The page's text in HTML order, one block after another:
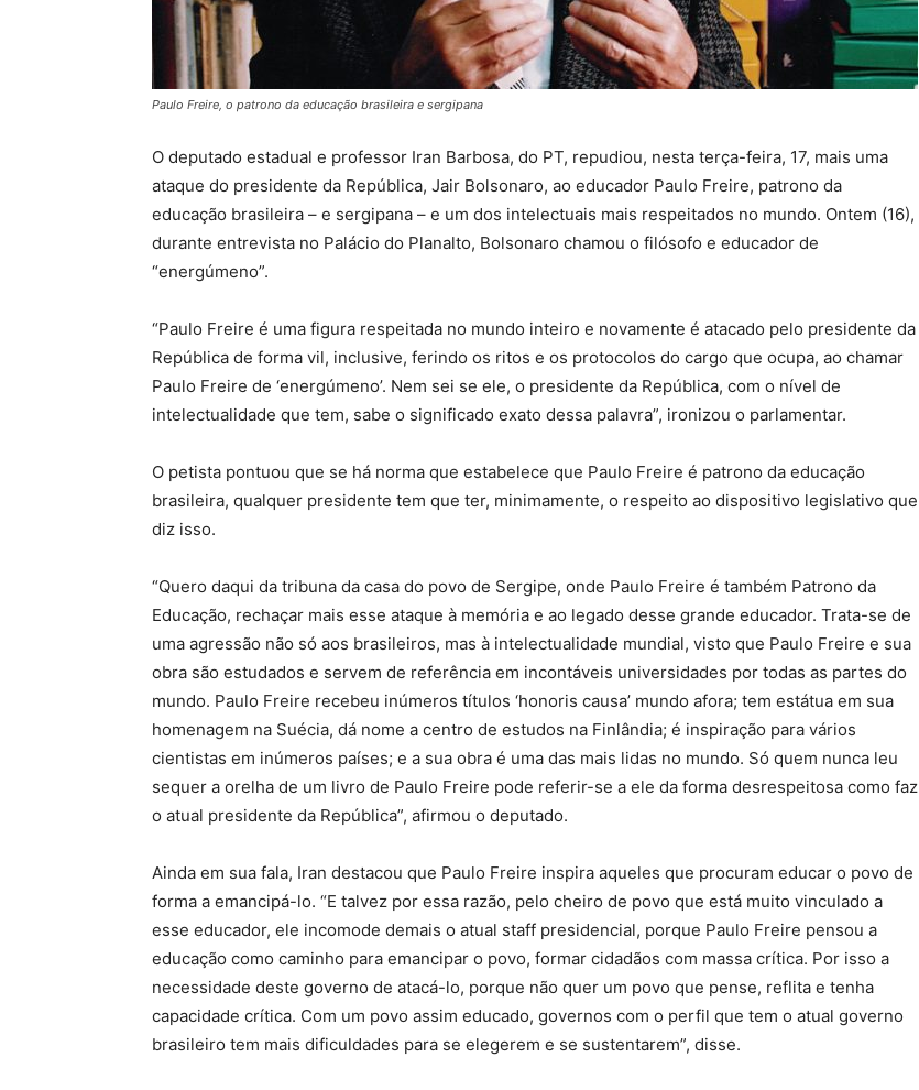
Paulo Freire, o patrono da educação brasileira e sergipana
O deputado estadual e professor Iran Barbosa, do PT, repudiou, nesta terça-feira, 17, mais uma
ataque do presidente da República, Jair Bolsonaro, ao educador Paulo Freire, patrono da
educação brasileira – e sergipana – e um dos intelectuais mais respeitados no mundo. Ontem (16),
durante entrevista no Palácio do Planalto, Bolsonaro chamou o filósofo e educador de
“energúmeno”.
“Paulo Freire é uma figura respeitada no mundo inteiro e novamente é atacado pelo presidente da
República de forma vil, inclusive, ferindo os ritos e os protocolos do cargo que ocupa, ao chamar
Paulo Freire de ‘energúmeno’. Nem sei se ele, o presidente da República, com o nível de
intelectualidade que tem, sabe o significado exato dessa palavra”, ironizou o parlamentar.
O petista pontuou que se há norma que estabelece que Paulo Freire é patrono da educação
brasileira, qualquer presidente tem que ter, minimamente, o respeito ao dispositivo legislativo que
diz isso.
“Quero daqui da tribuna da casa do povo de Sergipe, onde Paulo Freire é também Patrono da
Educação, rechaçar mais esse ataque à memória e ao legado desse grande educador. Trata-se de
uma agressão não só aos brasileiros, mas à intelectualidade mundial, visto que Paulo Freire e sua
obra são estudados e servem de referência em incontáveis universidades por todas as partes do
mundo. Paulo Freire recebeu inúmeros títulos ‘honoris causa’ mundo afora; tem estátua em sua
homenagem na Suécia, dá nome a centro de estudos na Finlândia; é inspiração para vários
cientistas em inúmeros países; e a sua obra é uma das mais lidas no mundo. Só quem nunca leu
sequer a orelha de um livro de Paulo Freire pode referir-se a ele da forma desrespeitosa como faz
o atual presidente da República”, afirmou o deputado.
Ainda em sua fala, Iran destacou que Paulo Freire inspira aqueles que procuram educar o povo de
forma a emancipá-lo. “E talvez por essa razão, pelo cheiro de povo que está muito vinculado a
esse educador, ele incomode demais o atual staff presidencial, porque Paulo Freire pensou a
educação como caminho para emancipar o povo, formar cidadãos com massa crítica. Por isso a
necessidade deste governo de atacá-lo, porque não quer um povo que pense, reflita e tenha
capacidade crítica. Com um povo assim educado, governos com o perfil que tem o atual governo
brasileiro tem mais dificuldades para se elegerem e se sustentarem”, disse.